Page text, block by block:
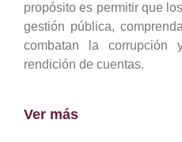
propósito es permitir que
gestión pública,
combatan la corrupción
rendición de cuentas.
Ver más